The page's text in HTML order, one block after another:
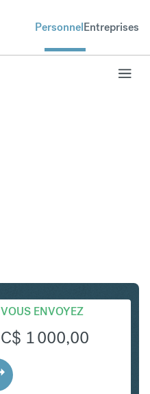
PersonnelEntreprises
VOUS ENVOYEZ
C$ 1 000,00